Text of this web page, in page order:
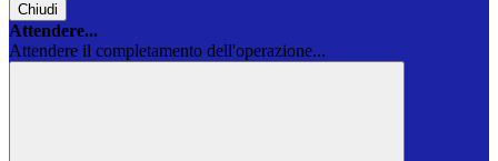
Chiudi
Attendere...
Attendere il completamento dell'operazione...